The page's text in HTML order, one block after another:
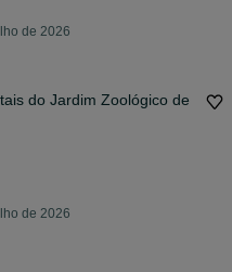
de 2026
do Jardim Zoológico de
de 2026